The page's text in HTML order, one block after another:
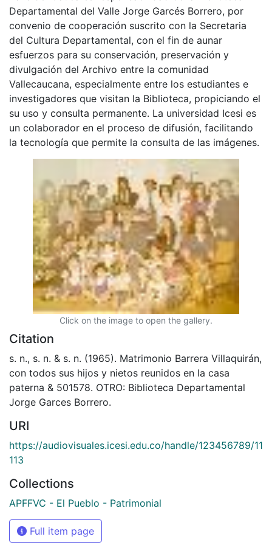
Departamental del Valle Jorge Garcés Borrero, por
convenio de cooperación suscrito con la Secretaria
del Cultura Departamental, con el fin de aunar
esfuerzos para su conservación, preservación y
divulgación del Archivo entre la comunidad
Vallecaucana, especialmente entre los estudiantes e
investigadores que visitan la Biblioteca, propiciando el
su uso y consulta permanente. La universidad Icesi es
un colaborador en el proceso de difusión, facilitando
la tecnología que permite la consulta de las imágenes.
Click on the image to open the gallery.
Citation
s. n., s. n. & s. n. (1965). Matrimonio Barrera Villaquirán,
con todos sus hijos y nietos reunidos en la casa
paterna & 501578. OTRO: Biblioteca Departamental
Jorge Garces Borrero.
URI
https://audiovisuales.icesi.edu.co/handle/123456789/11
113
Collections
APFFVC - El Pueblo - Patrimonial
Full item page